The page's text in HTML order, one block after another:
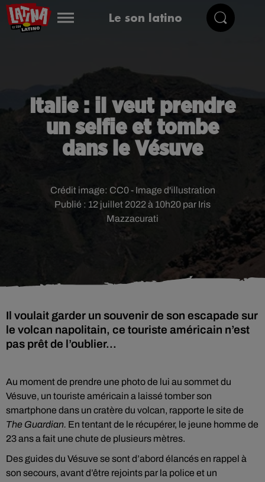
Le son latino
Italie : il veut prendre
un selfie et tombe
dans le Vésuve
Publié : 12 juillet 2022 à 10h20 par Iris
Mazzacurati
Crédit image: CC0 - Image d'illustration
Il voulait garder un souvenir de son escapade sur
le volcan napolitain, ce touriste américain n’est
pas prêt de l’oublier...
Au moment de prendre une photo de lui au sommet du
Vésuve, un touriste américain a laissé tomber son
smartphone dans un cratère du volcan, rapporte le site de
The Guardian. En tentant de le récupérer, le jeune homme de
23 ans a fait une chute de plusieurs mètres.
Des guides du Vésuve se sont d’abord élancés en rappel à
son secours, avant d’être rejoints par la police et un